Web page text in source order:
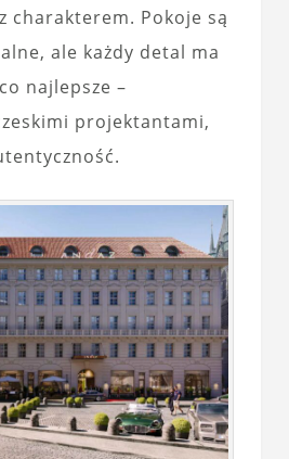
charakterem. Pokoje są
ale każdy detal ma
najlepsze –
projektantami,